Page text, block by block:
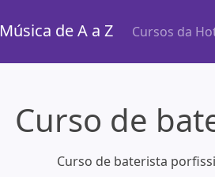
Música de A a Z Cursos da
Curso de
Curso de baterista